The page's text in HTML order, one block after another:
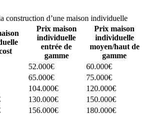
construction d’une maison individuelle
Prix maison
individuelle
entrée de
gamme
Prix maison
individuelle
moyen/haut de
gamme
52.000€
60.000€
65.000€
75.000€
104.000€
120.000€
130.000€
150.000€
156.000€
180.000€